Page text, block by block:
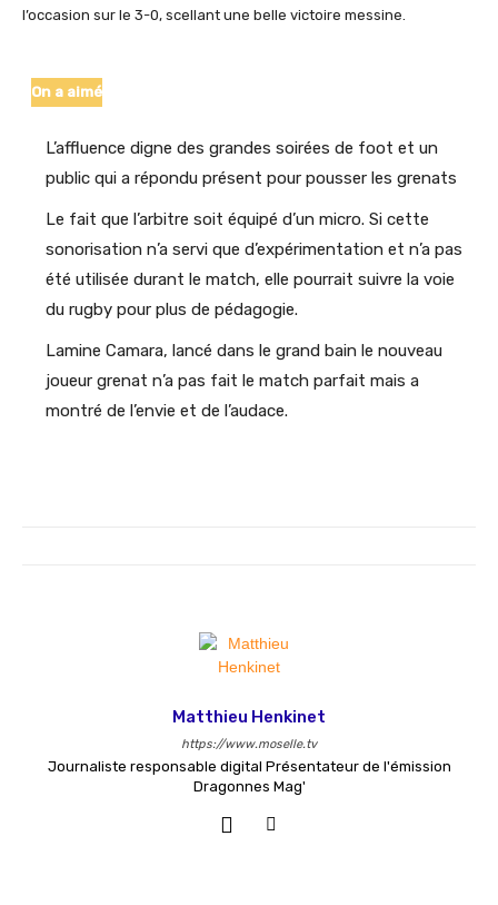
l’occasion sur le 3-0, scellant une belle victoire messine.
On a aimé
L’affluence digne des grandes soirées de foot et un
public qui a répondu présent pour pousser les grenats
Le fait que l’arbitre soit équipé d’un micro. Si cette
sonorisation n’a servi que d’expérimentation et n’a pas
été utilisée durant le match, elle pourrait suivre la voie
du rugby pour plus de pédagogie.
Lamine Camara, lancé dans le grand bain le nouveau
joueur grenat n’a pas fait le match parfait mais a
montré de l’envie et de l’audace.
Matthieu Henkinet
https://www.moselle.tv
Journaliste responsable digital Présentateur de l'émission
Dragonnes Mag'